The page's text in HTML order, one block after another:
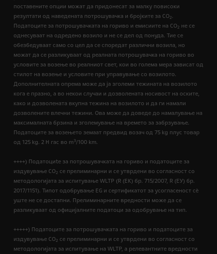
поставените опции можат да придонесат за малку повисоки
резултати од наведената потрошувачка и бројките за CO2.
Податоците за потрошувачката на гориво и емисиите на CO2 не се
однесуваат на одредено возило и не се дел од понуда. Тие се
обезбедуваат само со цел да се споредат различни возила, но
можат да се разликуваат од реалната потрошувачка на гориво во
условите за возење во реалниот свет, кои во голема мера зависат од
стилот на возење и условите при управување со возилото.
Дополнителната опрема може да ја зголеми тежината на возилото
кога е празно, а во некои случаи и дозволената носивост на оските,
како и дозволената вкупна тежина на возилото и да ги намали
дозволените влечни тежини. Ова може да доведе до намалување на
максималната брзина и зголемување на времето за забрзување.
Податоците за возењето земаат предвид возач од 75 kg плус товар
од 125 kg. 2 H гас во m3/100 km.
++++) Податоциte за потрошувачката на гориво и податоците за
издувување CO2 се прелиминарни и се утврдени во согласност со
методологијата за испитување WLTP (R (EК) бр. 715/2007, R (ЕУ) бр.
2017/1151). Типот одобрување EG и сертификатот за усогласеност сѐ
уште не се достапни. Прелиминарните вредности може да се
разликуваат од официјалните податоци за одобрување на тип.
+++++) Податоците за потрошувачката на гориво и податоците за
издувување CO2 се прелиминарни и се утврдени во согласност со
методологијата за испитување на WLTP, а релевантните вредности